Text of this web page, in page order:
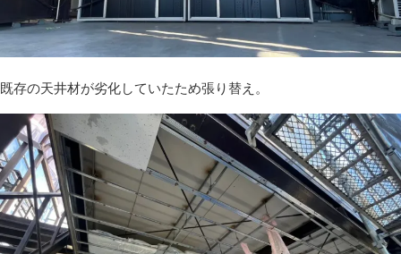
既存の天井材が劣化していたため張り替え。